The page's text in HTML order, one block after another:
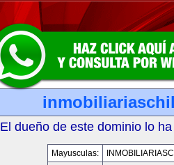
El dueño de este dominio lo
Mayusculas: